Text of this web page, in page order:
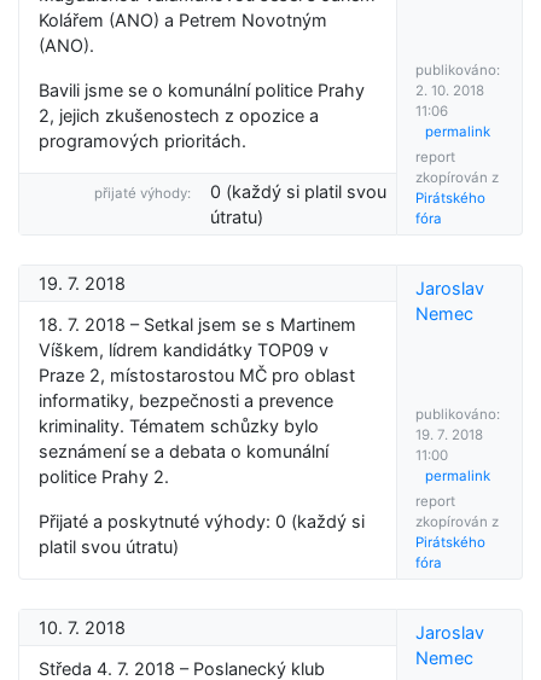
Kolářem (ANO) a Petrem Novotným
(ANO).
Bavili jsme se o komunální politice Prahy
2, jejich zkušenostech z opozice a
programových prioritách.
přijaté výhody:
0 (každý si platil svou
útratu)
publikováno:
2. 10. 2018
11:06
permalink
report
zkopírován z
Pirátského
fóra
19. 7. 2018
18. 7. 2018 – Setkal jsem se s Martinem
Víškem, lídrem kandidátky TOP09 v
Praze 2, místostarostou MČ pro oblast
informatiky, bezpečnosti a prevence
kriminality. Tématem schůzky bylo
seznámení se a debata o komunální
politice Prahy 2.
Přijaté a poskytnuté výhody: 0 (každý si
platil svou útratu)
Jaroslav
Nemec
publikováno:
19. 7. 2018
11:00
permalink
report
zkopírován z
Pirátského
fóra
10. 7. 2018
Středa 4. 7. 2018 – Poslanecký klub
Jaroslav
Nemec